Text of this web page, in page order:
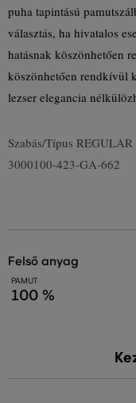
puha tapintású
választás, ha hivatalos
hatásnak köszönhetően
köszönhetően rendkívül
lezser elegancia
Szabás/Típus REGULAR
3000100-423-GA-662
felső anyag
PAMUT
100 %